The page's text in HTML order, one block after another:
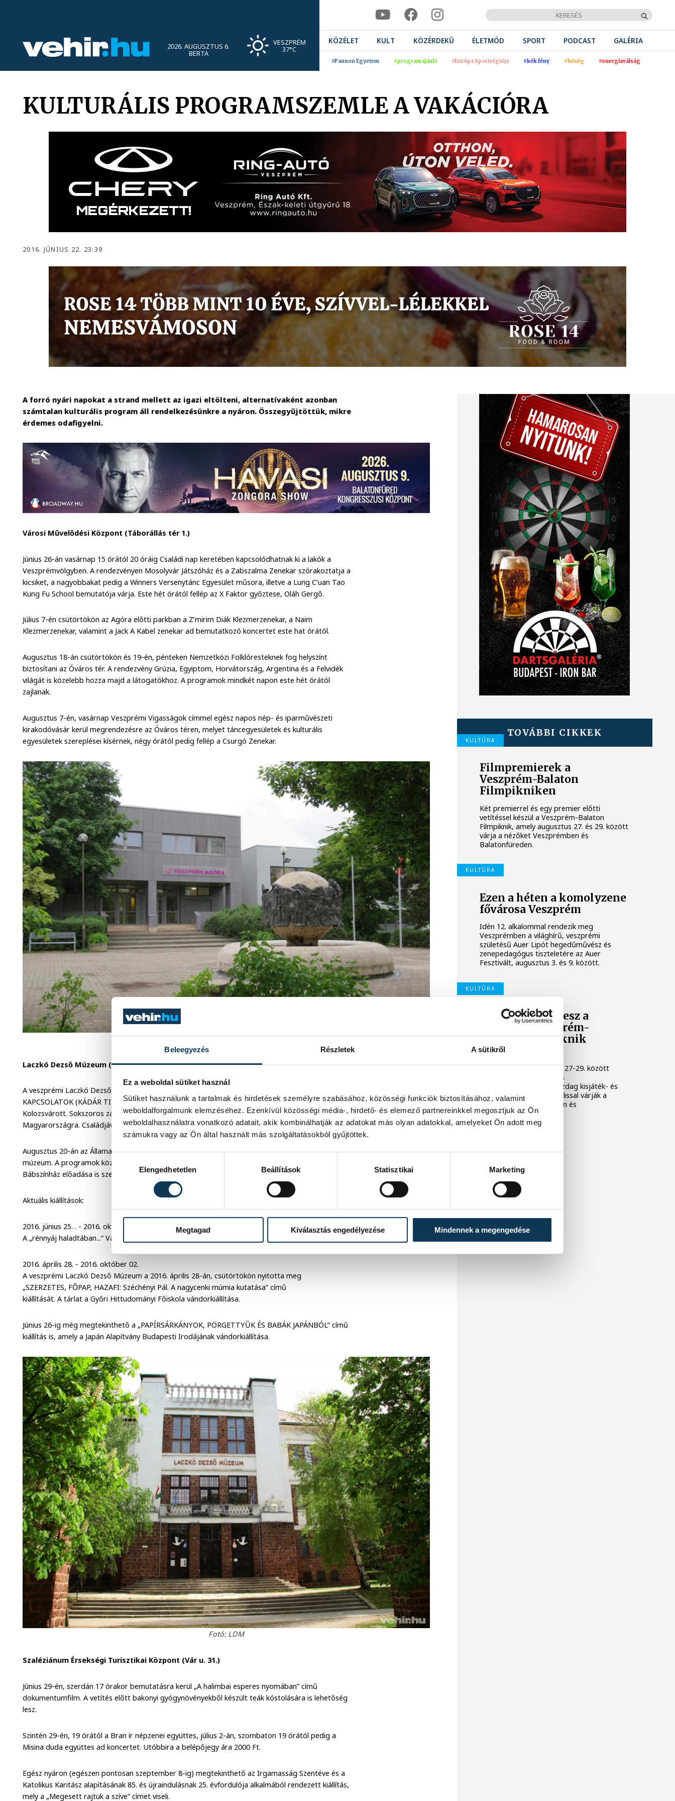
Beleegyezés Részletek A sütikről
Ez a weboldal sütiket használ
Sütiket használunk a tartalmak és hirdetések személyre szabásához, közösségi funkciók biztosításához, valamint
weboldalforgalmunk elemzéséhez. Ezenkívül közösségi média-, hirdető- és elemező partnereinkkel megosztjuk az Ön
weboldalhasználatra vonatkozó adatait, akik kombinálhatják az adatokat más olyan adatokkal, amelyeket Ön adott meg
számukra vagy az Ön által használt más szolgáltatásokból gyűjtöttek.
Elengedhetetlen
Beállítások Statisztikai Marketing
Megtagad Kiválasztás engedélyezése Mindennek a megengedése
2026. AUGUSZTUS 6.
BERTA
VESZPRÉM
37°C
KÖZÉLET KULT KÖZÉRDEKŰ ÉLETMÓD SPORT PODCAST GALÉRIA
#Pannon Egyetem #programajánló #Európa Sportrégiója #kék fény #hőség #energiaválság
KULTURÁLIS PROGRAMSZEMLE A VAKÁCIÓRA
2016. JÚNIUS 22. 23:39
A forró nyári napokat a strand mellett az igazi eltölteni, alternatívaként azonban
számtalan kulturális program áll rendelkezésünkre a nyáron. Összegyűjtöttük, mikre
érdemes odafigyelni.
Városi Művelődési Központ (Táborállás tér 1.)
Június 26-án vasárnap 15 órától 20 óráig Családi nap keretében kapcsolódhatnak ki a lakók a
Veszprémvölgyben. A rendezvényen Mosolyvár Játszóház és a Zabszalma Zenekar szórakoztatja a
kicsiket, a nagyobbakat pedig a Winners Versenytánc Egyesület műsora, illetve a Lung C’uan Tao
Kung Fu School bemutatója várja. Este hét órától fellép az X Faktor győztese, Oláh Gergő.
Július 7-én csütörtökön az Agóra előtti parkban a Z’mirim Diák Klezmerzenekar, a Naim
Klezmerzenekar, valamint a Jack A Kabel zenekar ad bemutatkozó koncertet este hat órától.
Augusztus 18-án csütörtökön és 19-én, pénteken Nemzetközi Folklóresteknek fog helyszínt
biztosítani az Óváros tér. A rendezvény Grúzia, Egyiptom, Horvátország, Argentina és a Felvidék
világát is közelebb hozza majd a látogatókhoz. A programok mindkét napon este hét órától
zajlanak.
Augusztus 7-én, vasárnap Veszprémi Vigasságok címmel egész napos nép- és iparművészeti
kirakodóvásár kerül megrendezésre az Óváros téren, melyet táncegyesületek és kulturális
egyesületek szereplései kísérnek, négy órától pedig fellép a Csurgó Zenekar.
Fotó: Veszprém Infó
Laczkó Dezső Múzeum ( Erzsébet sétány 1.)
A veszprémi Laczkó Dezső Múzeum 2016. július 1-én, pénteken 18 órakor nyitja meg a
KAPCSOLATOK (KÁDÁR TIBOR 70) című új időszaki kiállítását. Kádár Tibor 1946-ban született
Kolozsvárott. Sokszoros zaklatás és politikai nézeteltérés miatt ekkor kérte végleges kitelepedését
Magyarországra. Családjával az 1980-as évek végétől Veszprémben él.
Augusztus 20-án az Államalapítás Ünnepén 14 órától 18 óráig Családi programot szervez a
múzeum. A programok között tárlatvezetések, kenyérszentelés, kézműves játszóház és a Kabóca
Bábszínház előadása is szerepel.
Aktuális kiállítások:
2016. június 25. . - 2016. október 15.
A „rénnyáj haladtában...” Válogatás szibériai nyelvrokonaink tárgyi világából című kamarakiállítás
2016. április 28. - 2016. október 02.
A veszprémi Laczkó Dezső Múzeum a 2016. április 28-án, csütörtökön nyitotta meg
„SZERZETES, FŐPAP, HAZAFI: Széchényi Pál. A nagycenki múmia kutatása” című
kiállítását. A tárlat a Győri Hittudományi Főiskola vándorkiállítása.
Június 26-ig még megtekinthető a „PAPÍRSÁRKÁNYOK, PÖRGETTYŰK ÉS BABÁK JAPÁNBÓL” című
kiállítás is, amely a Japán Alapítvány Budapesti Irodájának vándorkiállítása.
Fotó: LDM
Szaléziánum Érsekségi Turisztikai Központ (Vár u. 31.)
Június 29-én, szerdán 17 órakor bemutatásra kerül „A halimbai esperes nyomában” című
dokumentumfilm. A vetítés előtt bakonyi gyógynövényekből készült teák kóstolására is lehetőség
lesz.
Szintén 29-én, 19 órától a Bran ír népzenei együttes, július 2-án, szombaton 19 órától pedig a
Misina duda együttes ad koncertet. Utóbbira a belépőjegy ára 2000 Ft.
Egész nyáron (egészen pontosan szeptember 8-ig) megtekinthető az Irgamasság Szentéve és a
Katolikus Karitász alapításának 85. és újraindulásnak 25. évfordulója alkalmából rendezett kiállítás,
mely a „Megesett rajtuk a szíve” címet viseli.
TOVÁBBI CIKKEK
KULTÚRA
Filmpremierek a
Veszprém-Balaton
Filmpikniken
Két premierrel és egy premier előtti
vetítéssel készül a Veszprém-Balaton
Filmpiknik, amely augusztus 27. és 29. között
várja a nézőket Veszprémben és
Balatonfüreden.
KULTÚRA
Ezen a héten a komolyzene
fővárosa Veszprém
Idén 12. alkalommal rendezik meg
Veszprémben a világhírű, veszprémi
születésű Auer Lipót hegedűművész és
zenepedagógus tiszteletére az Auer
Fesztivált, augusztus 3. és 9. között.
KULTÚRA
Osvárt Andrea lesz a
megújult Veszprém-
Balaton Filmpiknik
házigazdája
A Filmpikniken augusztus 27-29. között
csaknem hatvan játék- és
dokumentumfilmmel, gazdag kisjáték- és
animációs filmes válogatással várják a
közönséget Veszprémben és
Balatonfüreden.